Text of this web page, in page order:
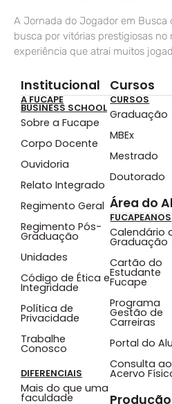
A Jornada do Jogador em Busca
busca por vitórias prestigiosas
experiência que atrai muitos
Institucional
A FUCAPE
BUSINESS SCHOOL
Sobre a Fucape
Corpo Docente
Ouvidoria
Relato Integrado
Regimento Geral
Regimento Pós-
Graduação
Unidades
Código de Ética e
Integridade
Política de
Privacidade
Trabalhe
Conosco
DIFERENCIAIS
Mais do que uma
faculdade
Cursos
CURSOS
Graduação
MBEx
Mestrado
Doutorado
Área do
FUCAPEANOS
Calendário
Graduação
Cartão do
Estudante
Fucape
Programa
Gestão de
Carreiras
Portal do
Consulta ao
Acervo
Produção